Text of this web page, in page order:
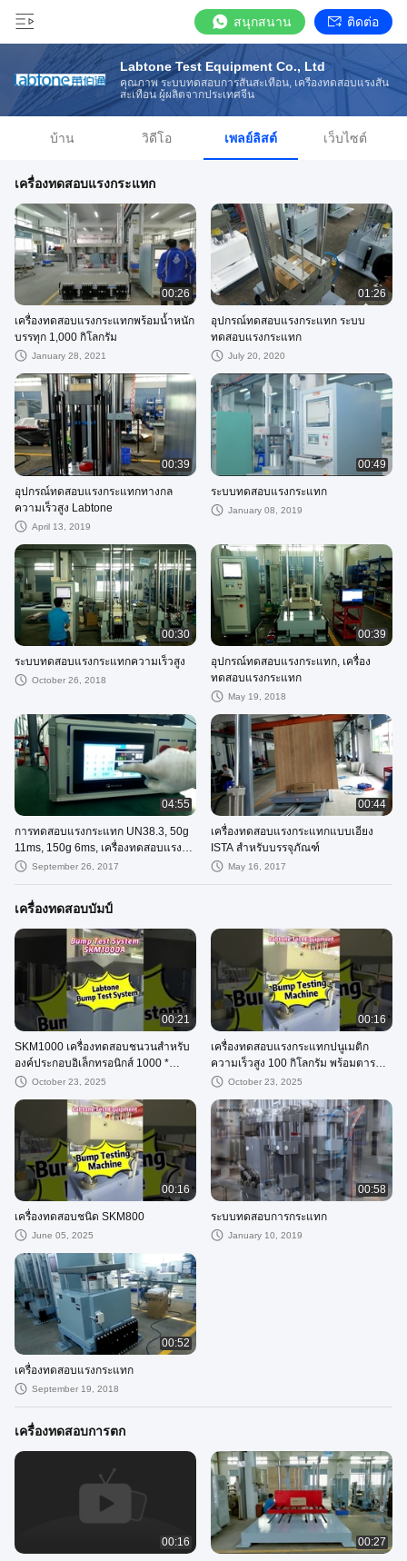
สนุกสนาน ติดต่อ
Labtone Test Equipment Co., Ltd
คุณภาพ ระบบทดสอบการสั่นสะเทือน, เครื่องทดสอบแรงสั่น
สะเทือน ผู้ผลิตจากประเทศจีน
บ้าน วิดีโอ เพลย์ลิสต์ เว็บไซต์
เครื่องทดสอบแรงกระแทก
00:26
เครื่องทดสอบแรงกระแทกพร้อมน้ำหนัก
บรรทุก 1,000 กิโลกรัม
January 28, 2021
01:26
อุปกรณ์ทดสอบแรงกระแทก ระบบ
ทดสอบแรงกระแทก
July 20, 2020
00:39
อุปกรณ์ทดสอบแรงกระแทกทางกล
ความเร็วสูง Labtone
April 13, 2019
00:49
ระบบทดสอบแรงกระแทก
January 08, 2019
00:30
ระบบทดสอบแรงกระแทกความเร็วสูง
October 26, 2018
00:39
อุปกรณ์ทดสอบแรงกระแทก, เครื่อง
ทดสอบแรงกระแทก
May 19, 2018
04:55
การทดสอบแรงกระแทก UN38.3, 50g
11ms, 150g 6ms, เครื่องทดสอบแรง
กระแทกทางกล
September 26, 2017
00:44
เครื่องทดสอบแรงกระแทกแบบเอียง
ISTA สำหรับบรรจุภัณฑ์
May 16, 2017
เครื่องทดสอบบัมป์
00:21
SKM1000 เครื่องทดสอบชนวนสําหรับ
องค์ประกอบอิเล็กทรอนิกส์ 1000 *
1000 มิลลิเมตร ตอบสนองกับ GB
October 23, 2025
00:16
เครื่องทดสอบแรงกระแทกปนูเมติก
ความเร็วสูง 100 กิโลกรัม พร้อมตาราง
500 X 700 มม ความเร่งสูงถึง 200
October 23, 2025
00:16
เครื่องทดสอบชนิด SKM800
June 05, 2025
00:58
ระบบทดสอบการกระแทก
January 10, 2019
00:52
เครื่องทดสอบแรงกระแทก
September 19, 2018
เครื่องทดสอบการตก
00:16 00:27